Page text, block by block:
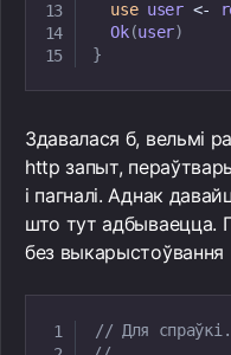
use user <-
Ok(user)
}
Здавалася б, вельмі
http запыт,
і пагналі. Аднак
што тут адбываецца.
без выкарыстоўвання
// Для спраўкі.